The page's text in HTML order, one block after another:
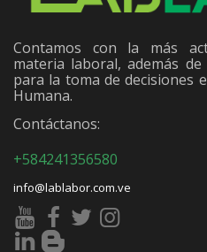
Contamos con la más
materia laboral, además
para la toma de decisiones
Humana.
Contáctanos:
+584241356580
info@lablabor.com.ve